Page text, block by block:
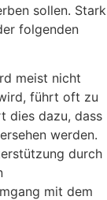
sollen. Stark
folgenden
meist nicht
führt oft zu
dies dazu, dass
werden.
durch
mit dem